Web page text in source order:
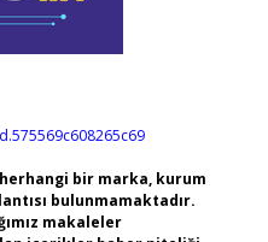
bir marka, kurum
bulunmamaktadır.
makaleler